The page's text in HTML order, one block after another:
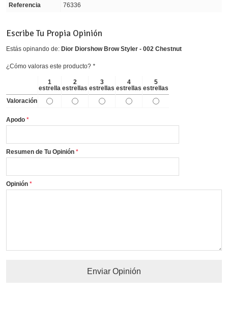
Referencia 76336
Escribe Tu Propia Opinión
Estás opinando de: Dior Diorshow Brow Styler - 002 Chestnut
¿Cómo valoras este producto? *
1
estrella
2
estrellas
3
estrellas
4
estrellas
5
estrellas
Valoración
Apodo
Resumen de Tu Opinión
Opinión
Enviar Opinión